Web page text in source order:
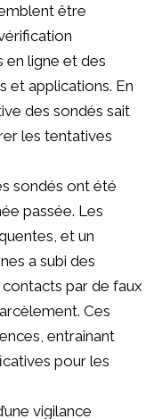
être
en ligne et des
et applications. En
des sondés sait
les tentatives
sondés ont été
passée. Les
et un
a subi des
par de faux
Ces
entraînant
pour les
vigilance